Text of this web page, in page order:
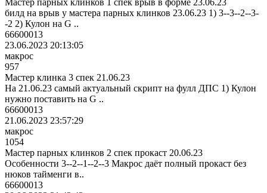
Мастер парных клинков 1 спек врыв в форме 23.06.23
билд на врыв у мастера парных клинков 23.06.23 1) 3--3--2--3-
-2 2) Кулон на G ..
66600013
23.06.2023 20:13:05
макрос
957
Мастер клинка 3 спек 21.06.23
На 21.06.23 самый актуальный скрипт на фулл ДПС 1) Кулон
нужно поставить на G ..
66600013
21.06.2023 23:57:29
макрос
1054
Мастер парных клинков 2 спек прокаст 20.06.23
Особенности 3--2--1--2--3 Макрос даёт полный прокаст без
нюков тайменги в..
66600013